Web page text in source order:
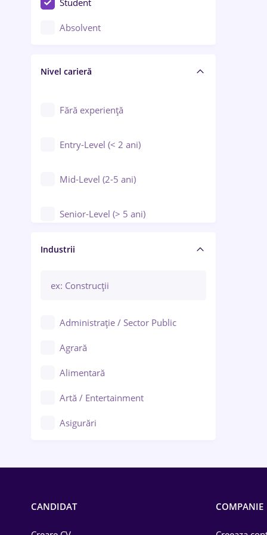
Controlul calității
Educație / Training / Arte
Student
Absolvent
Nivel carieră
Fără experiență
Entry-Level (< 2 ani)
Mid-Level (2-5 ani)
Senior-Level (> 5 ani)
Manager / Executiv
Industrii
Administrație / Sector Public
Agrară
Alimentară
Artă / Entertainment
Asigurări
CANDIDAT COMPANIE